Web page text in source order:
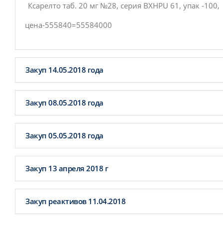
Ксарелто таб. 20 мг №28, серия ВХНРU 61, упак -100,
цена-555840=55584000
Закуп 14.05.2018 года
Закуп 08.05.2018 года
Закуп 05.05.2018 года
Закуп 13 апреля 2018 г
Закуп реактивов 11.04.2018